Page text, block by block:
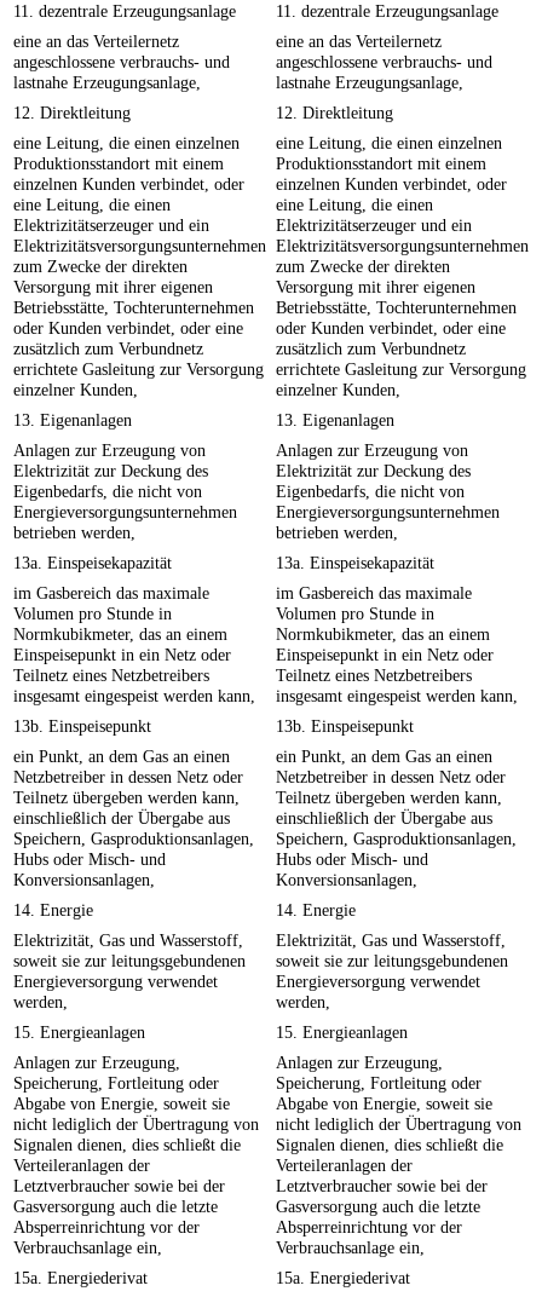
11. dezentrale Erzeugungsanlage
11. dezentrale Erzeugungsanlage
eine an das Verteilernetz
angeschlossene verbrauchs- und
lastnahe Erzeugungsanlage,
eine an das Verteilernetz
angeschlossene verbrauchs- und
lastnahe Erzeugungsanlage,
12. Direktleitung
12. Direktleitung
eine Leitung, die einen einzelnen
Produktionsstandort mit einem
einzelnen Kunden verbindet, oder
eine Leitung, die einen
Elektrizitätserzeuger und ein
Elektrizitätsversorgungsunternehmen
zum Zwecke der direkten
Versorgung mit ihrer eigenen
Betriebsstätte, Tochterunternehmen
oder Kunden verbindet, oder eine
zusätzlich zum Verbundnetz
errichtete Gasleitung zur Versorgung
einzelner Kunden,
eine Leitung, die einen einzelnen
Produktionsstandort mit einem
einzelnen Kunden verbindet, oder
eine Leitung, die einen
Elektrizitätserzeuger und ein
Elektrizitätsversorgungsunternehmen
zum Zwecke der direkten
Versorgung mit ihrer eigenen
Betriebsstätte, Tochterunternehmen
oder Kunden verbindet, oder eine
zusätzlich zum Verbundnetz
errichtete Gasleitung zur Versorgung
einzelner Kunden,
13. Eigenanlagen
13. Eigenanlagen
Anlagen zur Erzeugung von
Elektrizität zur Deckung des
Eigenbedarfs, die nicht von
Energieversorgungsunternehmen
betrieben werden,
Anlagen zur Erzeugung von
Elektrizität zur Deckung des
Eigenbedarfs, die nicht von
Energieversorgungsunternehmen
betrieben werden,
13a. Einspeisekapazität
13a. Einspeisekapazität
im Gasbereich das maximale
Volumen pro Stunde in
Normkubikmeter, das an einem
Einspeisepunkt in ein Netz oder
Teilnetz eines Netzbetreibers
insgesamt eingespeist werden kann,
im Gasbereich das maximale
Volumen pro Stunde in
Normkubikmeter, das an einem
Einspeisepunkt in ein Netz oder
Teilnetz eines Netzbetreibers
insgesamt eingespeist werden kann,
13b. Einspeisepunkt
13b. Einspeisepunkt
ein Punkt, an dem Gas an einen
Netzbetreiber in dessen Netz oder
Teilnetz übergeben werden kann,
einschließlich der Übergabe aus
Speichern, Gasproduktionsanlagen,
Hubs oder Misch- und
Konversionsanlagen,
ein Punkt, an dem Gas an einen
Netzbetreiber in dessen Netz oder
Teilnetz übergeben werden kann,
einschließlich der Übergabe aus
Speichern, Gasproduktionsanlagen,
Hubs oder Misch- und
Konversionsanlagen,
14. Energie
14. Energie
Elektrizität, Gas und Wasserstoff,
soweit sie zur leitungsgebundenen
Energieversorgung verwendet
werden,
Elektrizität, Gas und Wasserstoff,
soweit sie zur leitungsgebundenen
Energieversorgung verwendet
werden,
15. Energieanlagen
15. Energieanlagen
Anlagen zur Erzeugung,
Speicherung, Fortleitung oder
Abgabe von Energie, soweit sie
nicht lediglich der Übertragung von
Signalen dienen, dies schließt die
Verteileranlagen der
Letztverbraucher sowie bei der
Gasversorgung auch die letzte
Absperreinrichtung vor der
Verbrauchsanlage ein,
Anlagen zur Erzeugung,
Speicherung, Fortleitung oder
Abgabe von Energie, soweit sie
nicht lediglich der Übertragung von
Signalen dienen, dies schließt die
Verteileranlagen der
Letztverbraucher sowie bei der
Gasversorgung auch die letzte
Absperreinrichtung vor der
Verbrauchsanlage ein,
15a. Energiederivat
15a. Energiederivat